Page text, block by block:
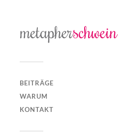
BEITRÄGE
WARUM
KONTAKT